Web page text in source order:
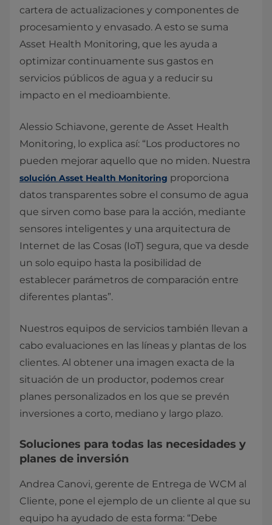
cartera de actualizaciones y componentes de
procesamiento y envasado. A esto se suma
Asset Health Monitoring, que les ayuda a
optimizar continuamente sus gastos en
servicios públicos de agua y a reducir su
impacto en el medioambiente.
Alessio Schiavone, gerente de Asset Health
Monitoring, lo explica así: “Los productores no
pueden mejorar aquello que no miden. Nuestra
solución Asset Health Monitoring proporciona
datos transparentes sobre el consumo de agua
que sirven como base para la acción, mediante
sensores inteligentes y una arquitectura de
Internet de las Cosas (IoT) segura, que va desde
un solo equipo hasta la posibilidad de
establecer parámetros de comparación entre
diferentes plantas”.
Nuestros equipos de servicios también llevan a
cabo evaluaciones en las líneas y plantas de los
clientes. Al obtener una imagen exacta de la
situación de un productor, podemos crear
planes personalizados en los que se prevén
inversiones a corto, mediano y largo plazo.
Soluciones para todas las necesidades y
planes de inversión
Andrea Canovi, gerente de Entrega de WCM al
Cliente, pone el ejemplo de un cliente al que su
equipo ha ayudado de esta forma: “Debe